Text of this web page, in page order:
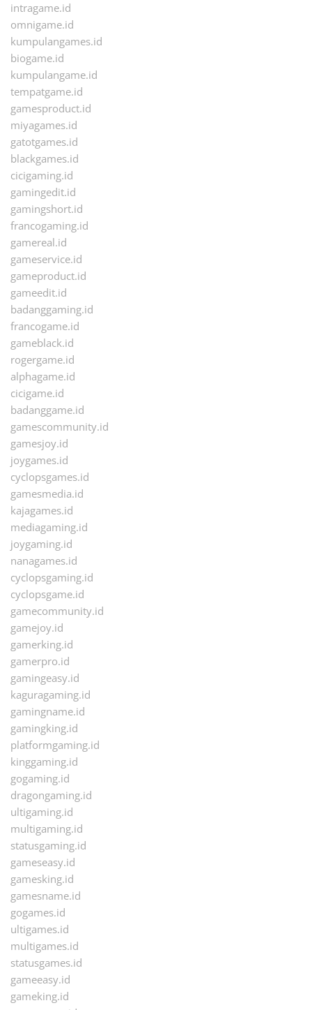
intragame.id
omnigame.id
kumpulangames.id
biogame.id
kumpulangame.id
tempatgame.id
gamesproduct.id
miyagames.id
gatotgames.id
blackgames.id
cicigaming.id
gamingedit.id
gamingshort.id
francogaming.id
gamereal.id
gameservice.id
gameproduct.id
gameedit.id
badanggaming.id
francogame.id
gameblack.id
rogergame.id
alphagame.id
cicigame.id
badanggame.id
gamescommunity.id
gamesjoy.id
joygames.id
cyclopsgames.id
gamesmedia.id
kajagames.id
mediagaming.id
joygaming.id
nanagames.id
cyclopsgaming.id
cyclopsgame.id
gamecommunity.id
gamejoy.id
gamerking.id
gamerpro.id
gamingeasy.id
kaguragaming.id
gamingname.id
gamingking.id
platformgaming.id
kinggaming.id
gogaming.id
dragongaming.id
ultigaming.id
multigaming.id
statusgaming.id
gameseasy.id
gamesking.id
gamesname.id
gogames.id
ultigames.id
multigames.id
statusgames.id
gameeasy.id
gameking.id